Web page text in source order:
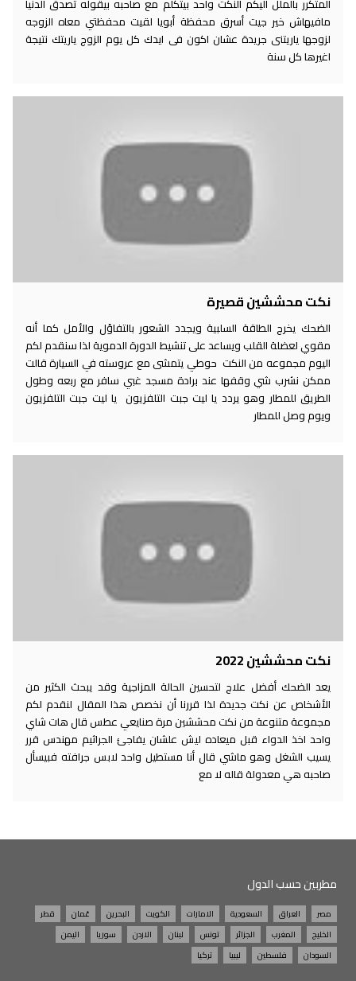
المتكرر بالملل اليكم النكت واحد بيتكلم مع صاحبه بيقوله تصدق الدنيا
مافيهاش خير جيت أسرق محفظة أبويا لقيت محفظتي معاه الزوجه
لزوجها ياريتنى جريدة عشان اكون فى ايدك كل يوم الزوج ياريتك نتيجة
اغيرها كل سنة
نكت محششين قصيرة
الضحك يخرج الطاقة السلبية ويجدد الشعور بالتفاؤل والأمل كما أنه
مقوي لعضلة القلب ويساعد على تنشيط الدورة الدموية لذا سنقدم لكم
اليوم مجموعه من النكت حوطي يتمشى مع عروسته في السيارة قالت
ممكن نشرب شي وقفها عند برادة مسجد غبي سافر مع ربعه وطول
الطريق للمطار وهو يردد يا ليت جبت التلفزيون يا ليت جبت التلفزيون
ويوم وصل للمطار
نكت محششين 2022
يعد الضحك أفضل علاج لتحسين الحالة المزاجية وقد يبحث الكثير من
الأشخاص عن نكت جديدة لذا قررنا أن نخصص هذا المقال لنقدم لكم
مجموعة متنوعة من نكت محششين مرة صنايعي عطس قال هات شاي
واحد اخذ الدواء قبل ميعاده ليش علشان يفاجئ الجراثيم مهندس قرر
يسيب الشغل وهو ماشي قال أنا مستطيل واحد لابس جرافته فبيسأل
صاحبه هي معدولة قاله لا مع
مطربين حسب الدول
مصر العراق السعودية الامارات الكويت البحرين عُمان
قطر
الخليج
المغرب الجزائر تونس لبنان الاردن سوريا
اليمن
السودان
فلسطين ليبيا تركيا